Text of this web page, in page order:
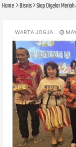
Home Bisnis Siap Digelar
WARTA JOGJA